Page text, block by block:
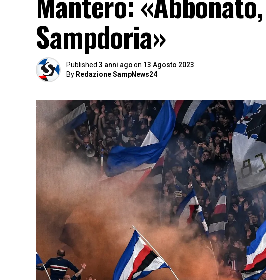
Sampdoria»
Published 3 anni ago on 13 Agosto 2023
By Redazione SampNews24